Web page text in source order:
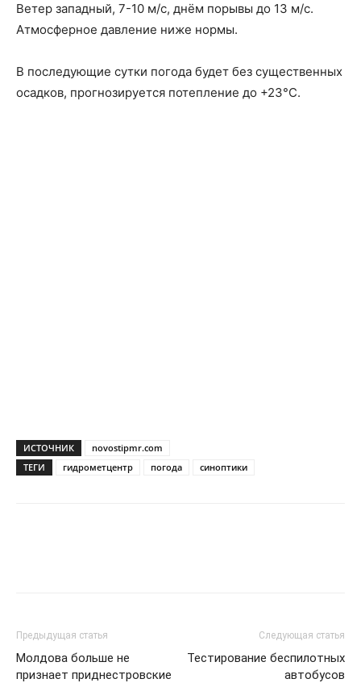
Ветер западный, 7-10 м/с, днём порывы до 13 м/с.
Атмосферное давление ниже нормы.
В последующие сутки погода будет без существенных
осадков, прогнозируется потепление до +23°С.
ИСТОЧНИК
novostipmr.com
ТЕГИ
гидрометцентр погода синоптики
Предыдущая статья
Молдова больше не
признает приднестровские
Следующая статья
Тестирование беспилотных
автобусов